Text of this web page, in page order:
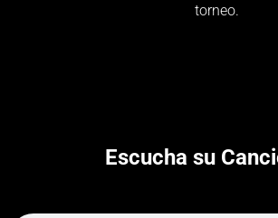
torneo.
Escucha su